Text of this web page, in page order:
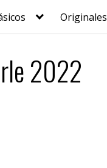
Originales
2022